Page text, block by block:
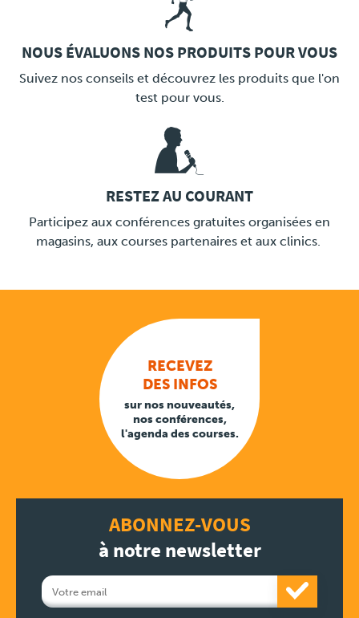
LINK
NOUS ÉVALUONS NOS PRODUITS POUR VOUS
Suivez nos conseils et découvrez les produits que l'on
test pour vous.
LINK
RESTEZ AU COURANT
Participez aux conférences gratuites organisées en
magasins, aux courses partenaires et aux clinics.
RECEVEZ
DES INFOS
sur nos nouveautés,
nos conférences,
l'agenda des courses.
ABONNEZ-VOUS
à notre newsletter